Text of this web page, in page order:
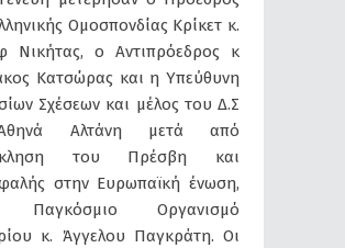
Ομοσπονδίας Κρίκετ κ.
Νικήτας, ο Αντιπρόεδρος κ
Κατσώρας και η Υπεύθυνη
Σχέσεων και μέλος του Δ.Σ
Αλτάνη μετά από
του Πρέσβη και
στην Ευρωπαϊκή ένωση,
Παγκόσμιο Οργανισμό
κ. Άγγελου Παγκράτη. Οι